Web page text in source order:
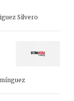
Silvero